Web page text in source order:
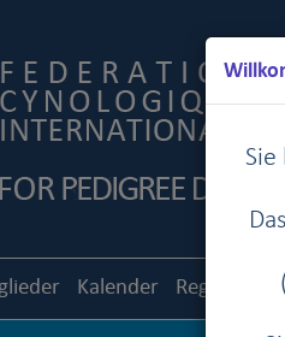
Sie
Kalender Reglemente